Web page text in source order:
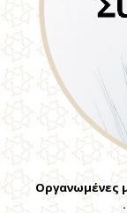
Οργανωμένες